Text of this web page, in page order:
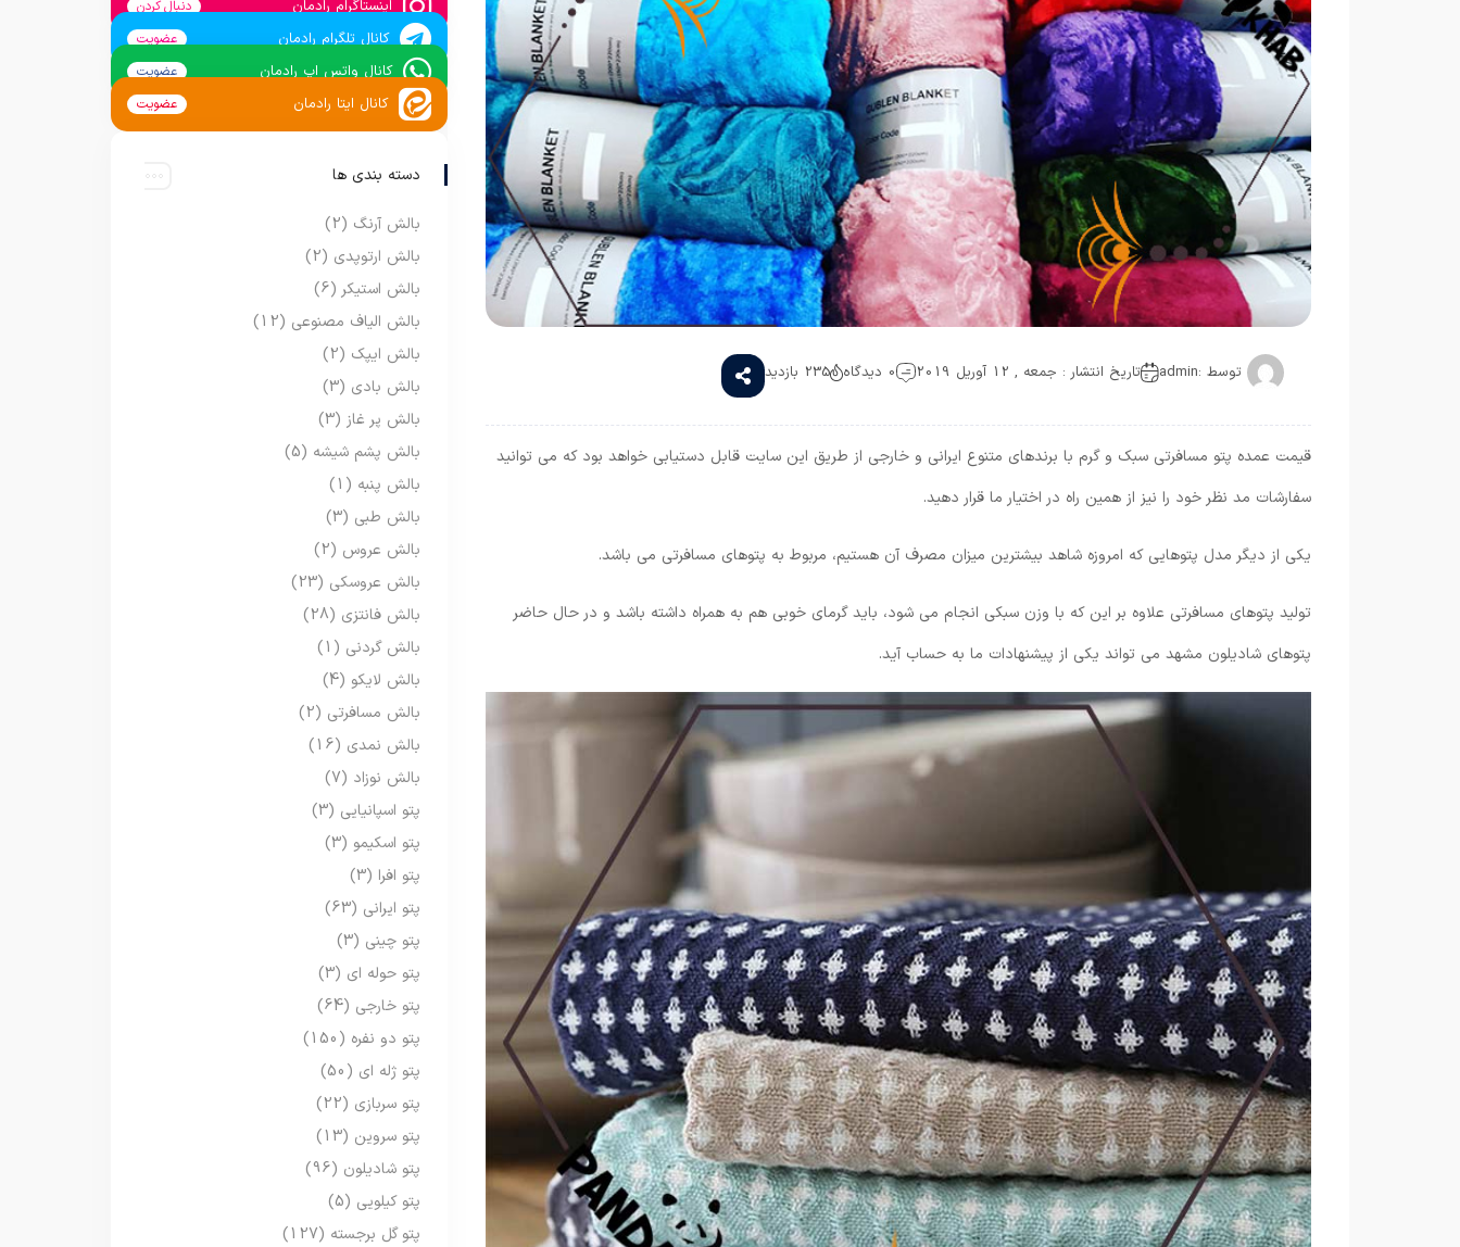
توسط :admin تاریخ انتشار : جمعه , 12 آوریل 2019 0 دیدگاه 235 بازدید
قیمت عمده پتو مسافرتی سبک و گرم با برندهای متنوع ایرانی و خارجی از طریق این سایت قابل دستیابی خواهد بود که می توانید
سفارشات مد نظر خود را نیز از همین راه در اختیار ما قرار دهید.
یکی از دیگر مدل پتوهایی که امروزه شاهد بیشترین میزان مصرف آن هستیم، مربوط به پتوهای مسافرتی می باشد.
تولید پتوهای مسافرتی علاوه بر این که با وزن سبکی انجام می شود، باید گرمای خوبی هم به همراه داشته باشد و در حال حاضر
پتوهای شادیلون مشهد می تواند یکی از پیشنهادات ما به حساب آید.
اینستاگرام رادمان دنبال کردن
کانال تلگرام رادمان عضویت
کانال واتس اپ رادمان عضویت
کانال ایتا رادمان عضویت
دسته بندی ها
بالش آرنگ (2)
بالش ارتوپدی (2)
بالش استیکر (6)
بالش الیاف مصنوعی (12)
بالش ایپک (2)
بالش بادی (3)
بالش پر غاز (3)
بالش پشم شیشه (5)
بالش پنبه (1)
بالش طبی (3)
بالش عروس (2)
بالش عروسکی (23)
بالش فانتزی (28)
بالش گردنی (1)
بالش لایکو (4)
بالش مسافرتی (2)
بالش نمدی (16)
بالش نوزاد (7)
پتو اسپانیایی (3)
پتو اسکیمو (3)
پتو افرا (3)
پتو ایرانی (63)
پتو چینی (3)
پتو حوله ای (3)
پتو خارجی (64)
پتو دو نفره (150)
پتو ژله ای (50)
پتو سربازی (22)
پتو سروین (13)
پتو شادیلون (96)
پتو کیلویی (5)
پتو گل برجسته (127)